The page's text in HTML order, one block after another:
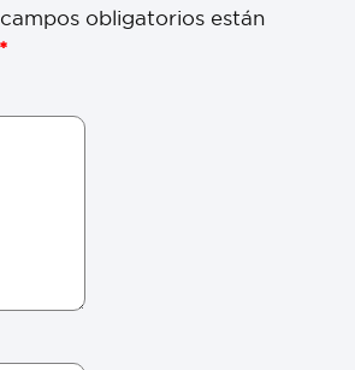
obligatorios están
*